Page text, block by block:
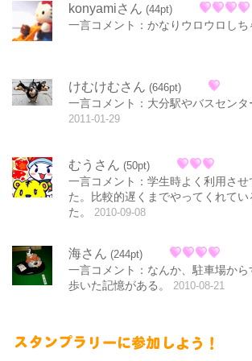
konyamiさん (44pt)
一言コメント：かなりウロウロしち
けむけむさん (646pt)
一言コメント：大分駅やバスセンタ
2011-01-29
むうさん (50pt)
一言コメント：学生時よく利用させ
た。比較的遅くまでやってくれてい
た。
2010-09-08
海さん (244pt)
一言コメント：なんか、駐車場から
歩いた記憶がある。
2010-08-21